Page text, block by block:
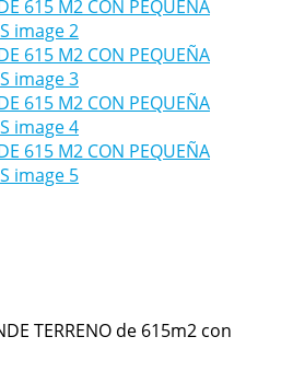
TERRENO de 615m2 con